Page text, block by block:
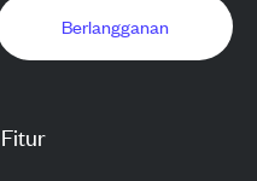
Fitur
Berlangganan